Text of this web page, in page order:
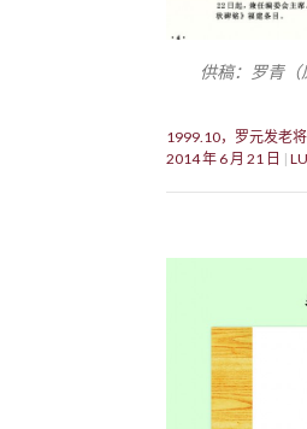
供稿：罗青
1999.10，罗元发老
2014 年 6 月 21 日